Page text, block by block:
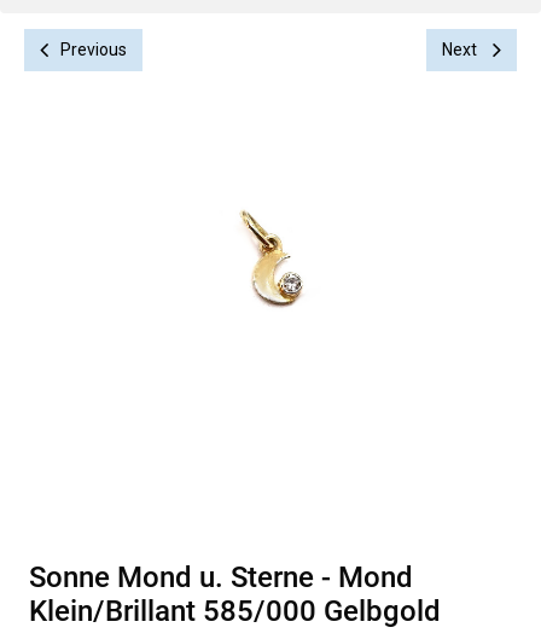
Previous Next
Sonne Mond u. Sterne - Mond
Klein/Brillant 585/000 Gelbgold